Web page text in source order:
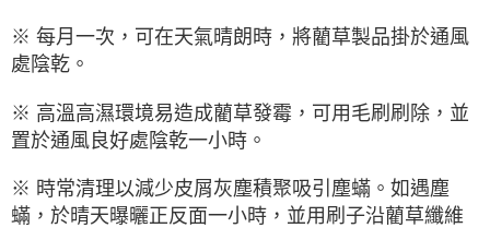
※ 每月一次，可在天氣晴朗時，將藺草製品掛於通風
處陰乾。
※ 高溫高濕環境易造成藺草發霉，可用毛刷刷除，並
置於通風良好處陰乾一小時。
※ 時常清理以減少皮屑灰塵積聚吸引塵蟎。如遇塵
蟎，於晴天曝曬正反面一小時，並用刷子沿藺草纖維